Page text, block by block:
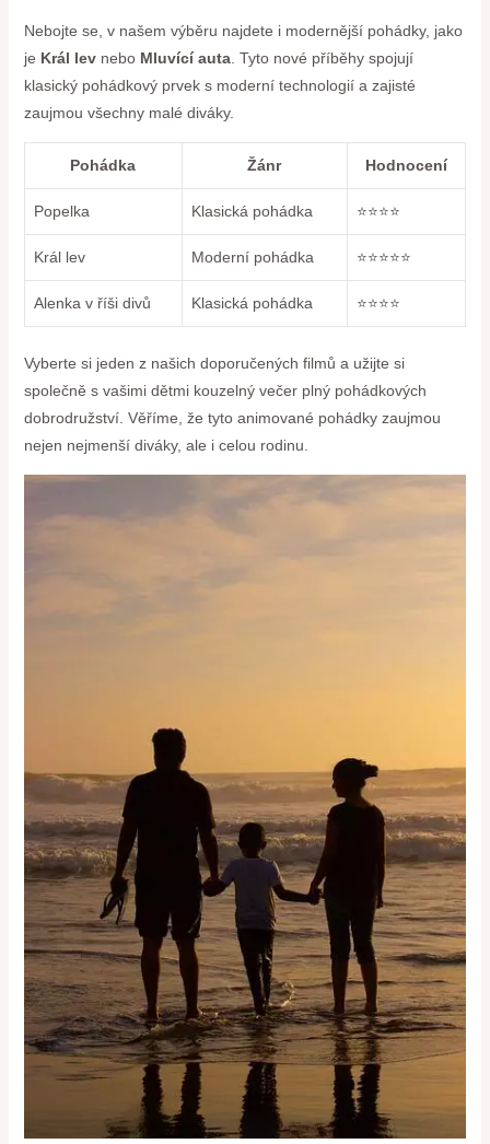
Nebojte se, v našem výběru najdete i modernější‌ pohádky, ⁢jako
je Král‍ levnebo Mluvící auta. Tyto nové příběhy spojují
klasický pohádkový prvek s moderní technologií a zajisté
‍zaujmou⁣ všechny malé diváky.
Pohádka Žánr Hodnocení
Popelka Klasická‌ pohádka ⭐⭐⭐⭐
Král⁤ lev Moderní pohádka ⭐⭐⭐⭐⭐
Alenka v říši divů Klasická pohádka ⭐⭐⭐⭐
Vyberte si⁣ jeden z našich doporučených filmů a užijte si ​
společně s vašimi⁣ dětmi⁢ kouzelný večer plný ⁤pohádkových
dobrodružství. ‍Věříme, že tyto animované pohádky ‍zaujmou
nejen nejmenší diváky, ale i celou rodinu.